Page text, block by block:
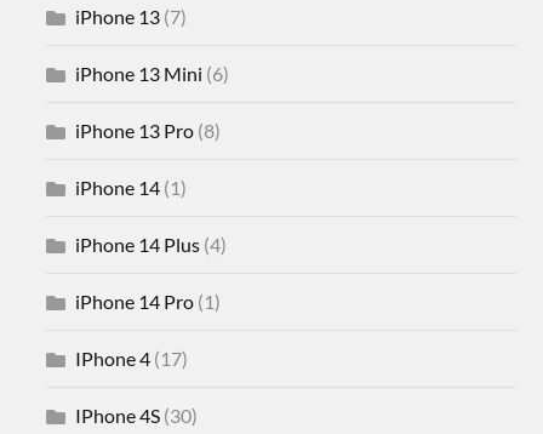
iPhone 13 (7)
iPhone 13 Mini (6)
iPhone 13 Pro (8)
iPhone 14 (1)
iPhone 14 Plus (4)
iPhone 14 Pro (1)
IPhone 4 (17)
IPhone 4S (30)